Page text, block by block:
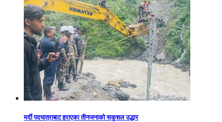
मर्दी पदयात्राबाट हराएका तीनजनाको सकुशल उद्धार